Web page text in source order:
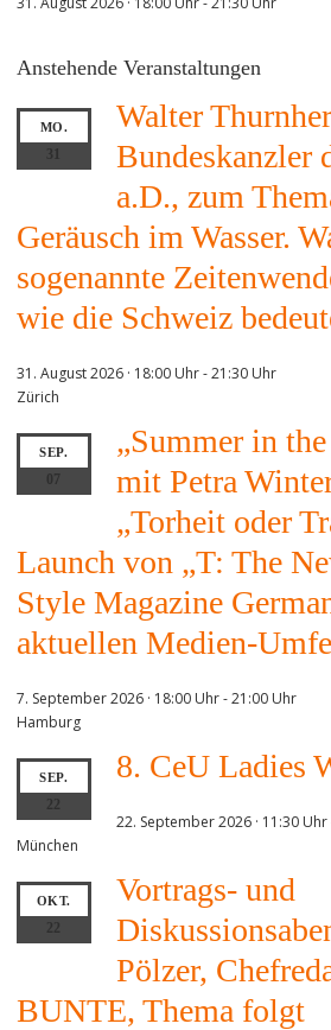
Anstehende Veranstaltungen
MO.
31
Walter
Bundeskanzler
a.D., zum
Geräusch im Wasser.
sogenannte
wie die Schweiz
31. August 2026 · 18:00 Uhr-21:30 Uhr
Zürich
SEP.
07
„Summer in
mit Petra
„Torheit oder
Launch von „T: The
Style Magazine
aktuellen Medien-
7. September 2026 · 18:00 Uhr-21:00 Uhr
Hamburg
SEP.
22
8. CeU Ladies
22. September 2026 · 11:30 Uhr
München
OKT.
22
Vortrags- und
Pölzer,
BUNTE, Thema folgt